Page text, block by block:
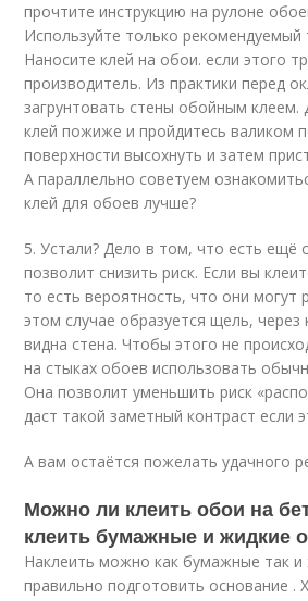
прочтите инструкцию на рулоне
Используйте только рекомендуемый
Наносите клей на обои. если этого
производитель. Из практики перед
загрунтовать стены обойным клеем.
клей пожиже и пройдитесь валиком
поверхности высохнуть и затем
А параллельно советуем
клей для обоев лучше?
5. Устали? Дело в том, что есть ещё
позволит снизить риск. Если вы
то есть вероятность, что они могут
этом случае образуется щель, через
видна стена. Чтобы этого не
на стыках обоев использовать
Она позволит уменьшить риск
даст такой заметный контраст если
А вам остаётся пожелать удачного
Можно ли клеить обои на
клеить бумажные и жидкие
Наклеить можно как бумажные так и
правильно подготовить основание .